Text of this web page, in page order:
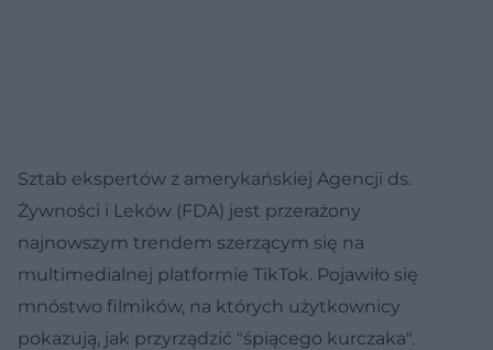
Sztab ekspertów z amerykańskiej Agencji ds.
Żywności i Leków (FDA) jest przerażony
najnowszym trendem szerzącym się na
multimedialnej platformie TikTok. Pojawiło się
mnóstwo filmików, na których użytkownicy
pokazują, jak przyrządzić "śpiącego kurczaka".